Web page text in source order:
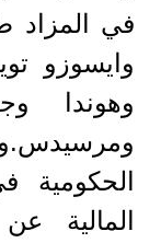
في المزاد
وايسوزو
وهوندا
الحكومية
المالية